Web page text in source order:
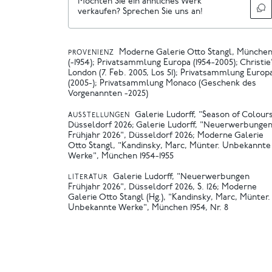
Möchten Sie ein ähnliches Werk
verkaufen? Sprechen Sie uns an!
PROVENIENZ
Moderne Galerie Otto Stangl, München
(-1954); Privatsammlung Europa (1954-2005);
London (7. Feb. 2005, Los 51); Privatsammlung
(2005-); Privatsammlung Monaco (Geschenk des
Vorgenannten -2025)
AUSSTELLUNGEN
Galerie Ludorff, "Season of
Düsseldorf 2026 Galerie Ludorff, "Neuerwerbungen
Frühjahr 2026", Düsseldorf 2026
Moderne Galerie
Otto Stangl, "Kandinsky, Marc, Münter. Unbekannte
Werke", München 1954-1955
LITERATUR
Galerie Ludorff, "Neuerwerbungen
Frühjahr 2026", Düsseldorf 2026, S. 126
Moderne
Galerie Otto Stangl (Hg.), "Kandinsky, Marc, Münter.
Unbekannte Werke", München 1954, Nr. 8